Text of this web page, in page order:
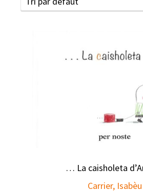
… La caisholeta
Carrier, Isabèu